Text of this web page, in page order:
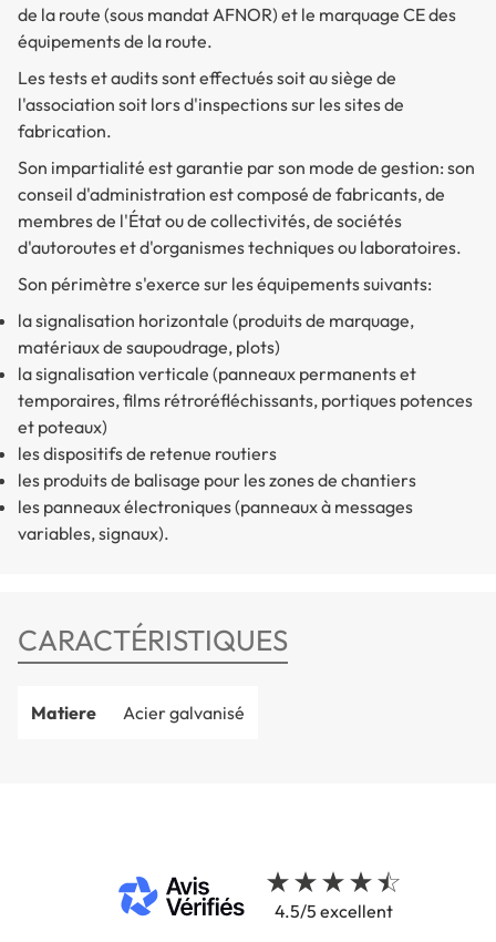
de la route (sous mandat AFNOR) et le marquage CE des
équipements de la route.
Les tests et audits sont effectués soit au siège de
l'association soit lors d'inspections sur les sites de
fabrication.
Son impartialité est garantie par son mode de gestion: son
conseil d'administration est composé de fabricants, de
membres de l'État ou de collectivités, de sociétés
d'autoroutes et d'organismes techniques ou laboratoires.
Son périmètre s'exerce sur les équipements suivants:
la signalisation horizontale (produits de marquage,
matériaux de saupoudrage, plots)
la signalisation verticale (panneaux permanents et
temporaires, films rétroréfléchissants, portiques potences
et poteaux)
les dispositifs de retenue routiers
les produits de balisage pour les zones de chantiers
les panneaux électroniques (panneaux à messages
variables, signaux).
CARACTÉRISTIQUES
Matiere Acier galvanisé
4.5/5 excellent